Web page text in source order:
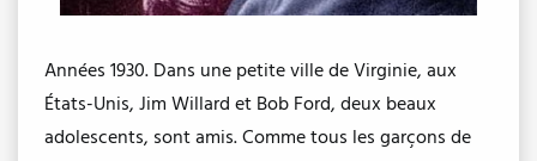
Années 1930. Dans une petite ville de Virginie, aux
États-Unis, Jim Willard et Bob Ford, deux beaux
adolescents, sont amis. Comme tous les garçons de